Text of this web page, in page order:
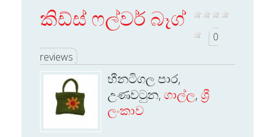
කිඩ්ස් ෆල්වර් බෑග්
0
reviews
හීනටිගල පාර,
උණවටුන, ගාල්ල, ශ්‍රී
ලංකාව